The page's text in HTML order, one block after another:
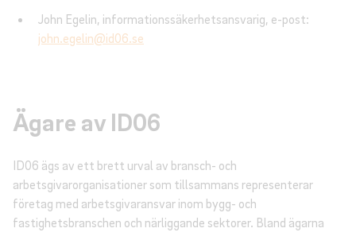
John Egelin, informationssäkerhetsansvarig, e-post:
john.egelin@id06.se
Ägare av ID06
ID06 ägs av ett brett urval av bransch- och
arbetsgivarorganisationer som tillsammans representerar
företag med arbetsgivaransvar inom bygg- och
fastighetsbranschen och närliggande sektorer. Bland ägarna